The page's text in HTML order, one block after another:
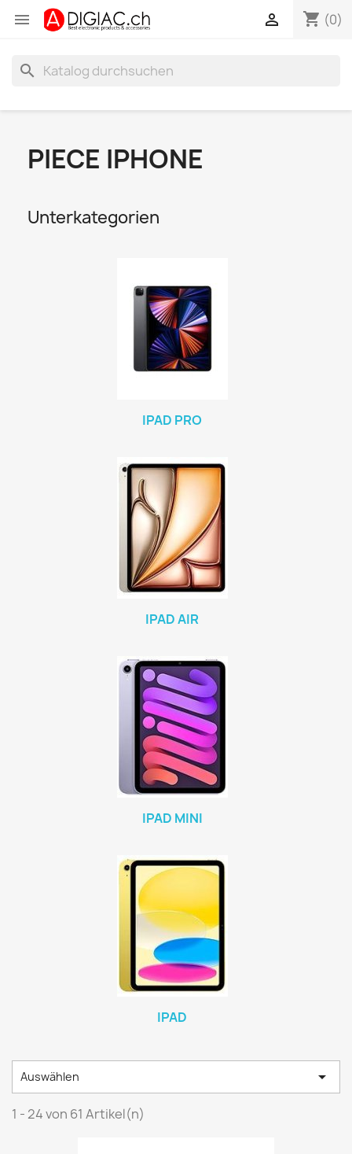
 shopping_cart (0)

search
PIECE IPHONE
Unterkategorien
IPAD PRO
IPAD AIR
IPAD MINI
IPAD
Auswählen 
1 - 24 von 61 Artikel(n)